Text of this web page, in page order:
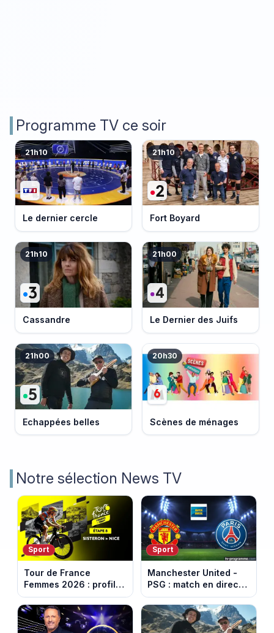
Programme TV ce soir
21h10
Le dernier cercle
21h10
Fort Boyard
21h10
Cassandre
21h00
Le Dernier des Juifs
21h00
Echappées belles
20h30
Scènes de ménages
Notre sélection News TV
Sport
Tour de France
Femmes 2026 : profil
et horaires de la 8e
étape entre Sisteron et
Nice
Sport
Manchester United -
PSG : match en direct
sur beIN Sports 1 à
17h00